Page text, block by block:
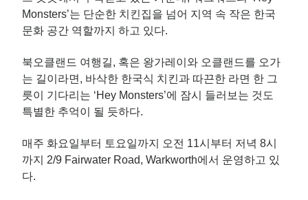
Monsters’는 단순한 치킨집을 넘어 지역 속 작은 한국
문화 공간 역할까지 하고 있다.
북오클랜드 여행길, 혹은 왕가레이와 오클랜드를 오가
는 길이라면, 바삭한 한국식 치킨과 따끈한 라면 한 그
릇이 기다리는 ‘Hey Monsters’에 잠시 들러보는 것도
특별한 추억이 될 듯하다.
매주 화요일부터 토요일까지 오전 11시부터 저녁 8시
까지 2/9 Fairwater Road, Warkworth에서 운영하고 있
다.